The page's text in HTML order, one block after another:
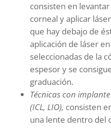
consisten en
corneal y aplicar
que hay debajo de
aplicación de láser
seleccionadas de la
espesor y se
graduación.
Técnicas con
(ICL, LIO), consisten
una lente dentro del